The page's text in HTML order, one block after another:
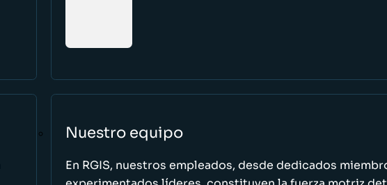
Nuestro equipo
En RGIS, nuestros empleados, desde dedicados